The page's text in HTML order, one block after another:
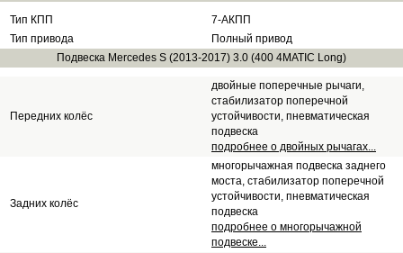
Тип КПП
7-АКПП
Тип привода
Полный привод
Подвеска Mercedes S (2013-2017) 3.0 (400 4MATIC Long)
Передних колёс
двойные поперечные рычаги,
стабилизатор поперечной
устойчивости, пневматическая
подвеска
подробнее о двойных рычагах...
Задних колёс
многорычажная подвеска заднего
моста, стабилизатор поперечной
устойчивости, пневматическая
подвеска
подробнее о многорычажной
подвеске...